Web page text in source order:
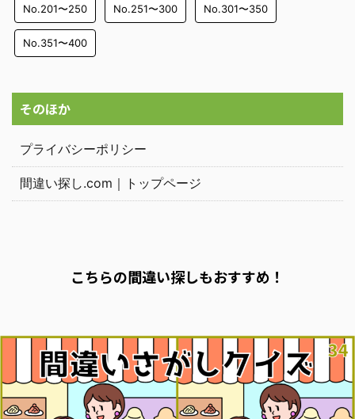
No.201〜250 No.251〜300 No.301〜350
No.351〜400
そのほか
プライバシーポリシー
間違い探し.com｜トップページ
こちらの間違い探しもおすすめ！